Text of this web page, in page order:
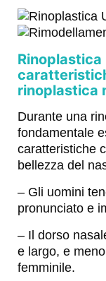
Rinoplastica
rinoplastica
Durante una
fondamentale
caratteristiche
bellezza del
– Gli uomini
pronunciato e
– Il dorso
e largo, e
femminile.